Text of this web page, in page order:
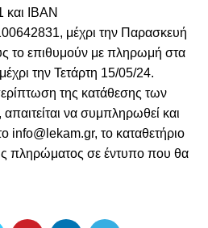
και IΒΑΝ
μέχρι την Παρασκευή
το επιθυμούν με πληρωμή στα
την Τετάρτη 15/05/24.
της κατάθεσης των
να συμπληρωθεί και
info@lekam.gr, το καταθετήριο
πληρώματος σε έντυπο που θα